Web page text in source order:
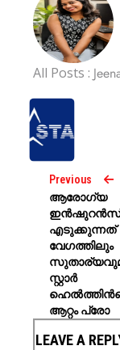
All Posts :
Previous
ആരോഗ്യ
എടുക്കുന്നത്
വേഗത്തിലും
സ്റ്റാര്‍
ആറ്റം പ്രോ
LEAVE A